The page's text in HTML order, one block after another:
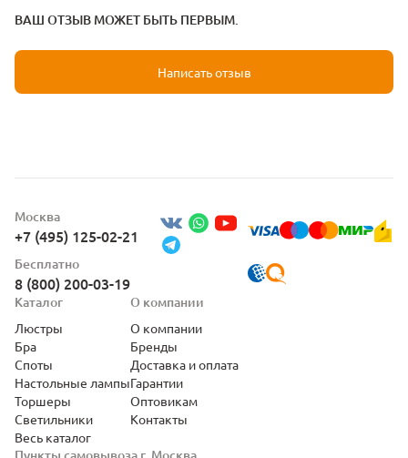
ВАШ ОТЗЫВ МОЖЕТ БЫТЬ ПЕРВЫМ.
Написать отзыв
Москва
+7 (495) 125-02-21
Бесплатно
8 (800) 200-03-19
Каталог
Люстры
Бра
Споты
Настольные лампы
Торшеры
Светильники
Весь каталог
О компании
О компании
Бренды
Доставка и оплата
Гарантии
Оптовикам
Контакты